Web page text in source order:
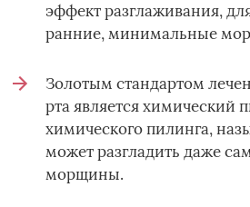
эффект разглаживания,
ранние, минимальные
Золотым стандартом
рта является химический
химического пилинга,
может разгладить даже
морщины.